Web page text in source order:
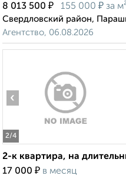
8 013 500 ₽ 155 000 ₽ за
Свердловский район,
Агентство, 06.08.2026
2/4
‹
2-к квартира, на
17 000 ₽ в месяц